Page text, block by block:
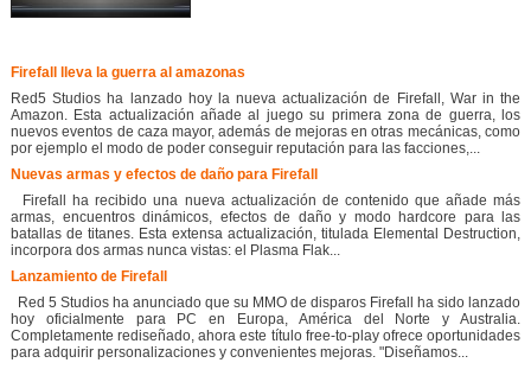
Firefall lleva la guerra al amazonas
Red5 Studios ha lanzado hoy la nueva actualización de Firefall, War in the
Amazon. Esta actualización añade al juego su primera zona de guerra, los
nuevos eventos de caza mayor, además de mejoras en otras mecánicas, como
por ejemplo el modo de poder conseguir reputación para las facciones,...
Nuevas armas y efectos de daño para Firefall
Firefall ha recibido una nueva actualización de contenido que añade más
armas, encuentros dinámicos, efectos de daño y modo hardcore para las
batallas de titanes. Esta extensa actualización, titulada Elemental Destruction,
incorpora dos armas nunca vistas: el Plasma Flak...
Lanzamiento de Firefall
Red 5 Studios ha anunciado que su MMO de disparos Firefall ha sido lanzado
hoy oficialmente para PC en Europa, América del Norte y Australia.
Completamente rediseñado, ahora este título free-to-play ofrece oportunidades
para adquirir personalizaciones y convenientes mejoras. "Diseñamos...